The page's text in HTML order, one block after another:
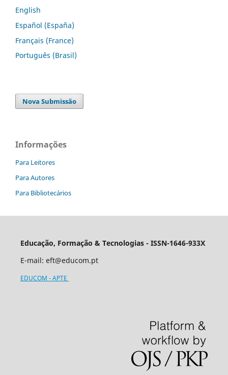
English
Español (España)
Français (France)
Português (Brasil)
Nova Submissão
Informações
Para Leitores
Para Autores
Para Bibliotecários
Educação, Formação & Tecnologias - ISSN-1646-933X
E-mail: eft@educom.pt
EDUCOM - APTE